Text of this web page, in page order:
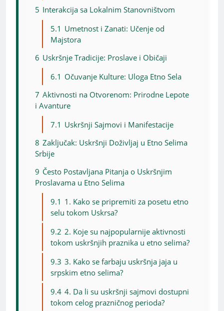
5 Interakcija sa Lokalnim Stanovništvom
5.1 Umetnost i Zanati: Učenje od
Majstora
6 Uskršnje Tradicije: Proslave i Običaji
6.1 Očuvanje Kulture: Uloga Etno Sela
7 Aktivnosti na Otvorenom: Prirodne Lepote
i Avanture
7.1 Uskršnji Sajmovi i Manifestacije
8 Zaključak: Uskršnji Doživljaj u Etno Selima
Srbije
9 Često Postavljana Pitanja o Uskršnjim
Proslavama u Etno Selima
9.1 1. Kako se pripremiti za posetu etno
selu tokom Uskrsa?
9.2 2. Koje su najpopularnije aktivnosti
tokom uskršnjih praznika u etno selima?
9.3 3. Kako se farbaju uskršnja jaja u
srpskim etno selima?
9.4 4. Da li su uskršnji sajmovi dostupni
tokom celog prazničnog perioda?